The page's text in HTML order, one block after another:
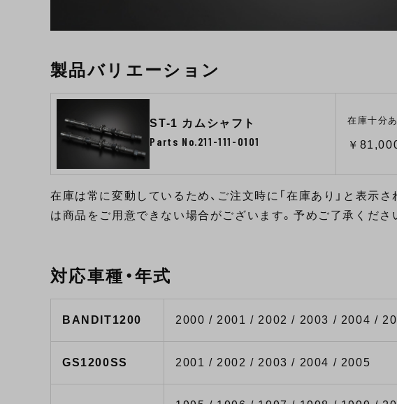
製品バリエーション
ST-1 カムシャフト
Parts No.211-111-0101
在庫十分
￥
在庫は常に変動しているため、ご注文時に「在庫あり」と表示
は商品をご用意できない場合がございます。予めご了承くださ
対応車種・年式
BANDIT1200 2000 / 2001 / 2002 / 2003 / 2004 /
GS1200SS 2001 / 2002 / 2003 / 2004 / 2005